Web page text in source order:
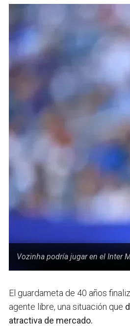
Vozinha podría jugar en el Inter
El guardameta de 40 años
agente libre, una situación que
atractiva de mercado.